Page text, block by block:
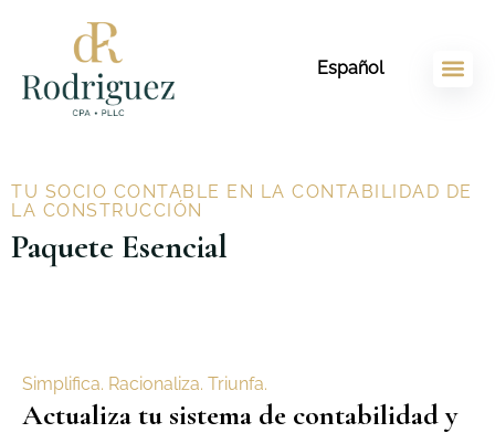
contenido
Español
TU SOCIO CONTABLE EN LA CONTABILIDAD DE
LA CONSTRUCCIÓN
Paquete Esencial
Simplifica. Racionaliza. Triunfa.
Actualiza tu sistema de contabilidad y